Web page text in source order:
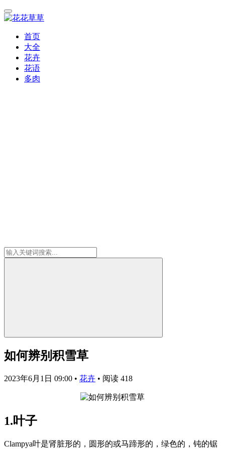
首页
大全
花卉
花语
多肉
如何辨别积雪草
2023年6月1日 09:00 • 花卉 • 阅读 418
1.叶子
Clampya叶是肾脏形的，圆形的或马蹄形的，绿色的，钝的锯